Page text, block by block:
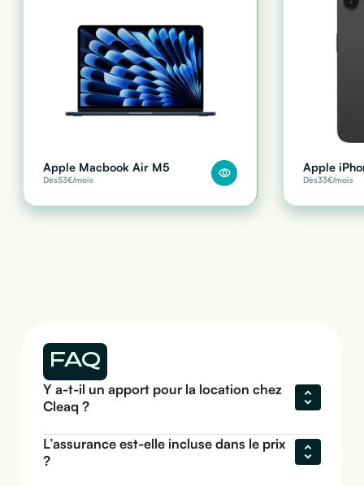
Apple Macbook Air M5
Dès53€/mois
Apple
Dès33€/mois
FAQ
Y a-t-il un apport pour la location chez
Cleaq ?
L’assurance est-elle incluse dans le prix
?